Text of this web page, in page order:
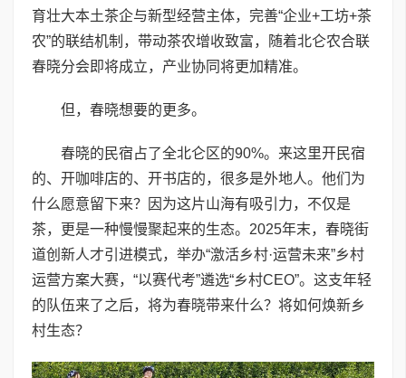
育壮大本土茶企与新型经营主体，完善“企业+工坊+茶
农”的联结机制，带动茶农增收致富，随着北仑农合联
春晓分会即将成立，产业协同将更加精准。
但，春晓想要的更多。
春晓的民宿占了全北仑区的90%。来这里开民宿
的、开咖啡店的、开书店的，很多是外地人。他们为
什么愿意留下来？因为这片山海有吸引力，不仅是
茶，更是一种慢慢聚起来的生态。2025年末，春晓街
道创新人才引进模式，举办“激活乡村·运营未来”乡村
运营方案大赛，“以赛代考”遴选“乡村CEO”。这支年轻
的队伍来了之后，将为春晓带来什么？将如何焕新乡
村生态？